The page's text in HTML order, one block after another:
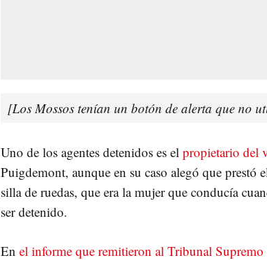
[Los Mossos tenían un botón de alerta que no
Uno de los agentes detenidos es el propietario del
Puigdemont, aunque en su caso alegó que prestó
silla de ruedas, que era la mujer que conducía
ser detenido.
En el informe que remitieron al Tribunal Supremo